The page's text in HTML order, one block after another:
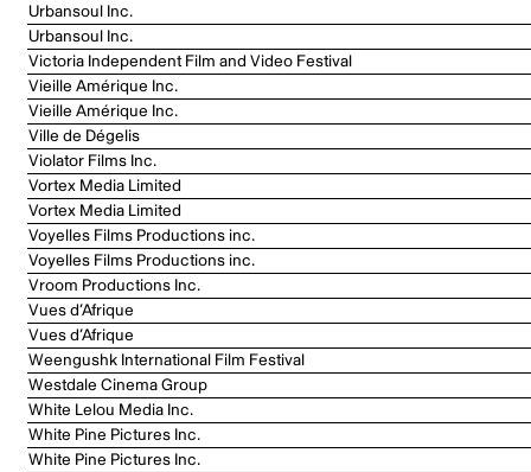
Urbansoul Inc.
Urbansoul Inc.
Victoria Independent Film and Video Festival
Vieille Amérique Inc.
Vieille Amérique Inc.
Ville de Dégelis
Violator Films Inc.
Vortex Media Limited
Vortex Media Limited
Voyelles Films Productions inc.
Voyelles Films Productions inc.
Vroom Productions Inc.
Vues d’Afrique
Vues d’Afrique
Weengushk International Film Festival
Westdale Cinema Group
White Lelou Media Inc.
White Pine Pictures Inc.
White Pine Pictures Inc.